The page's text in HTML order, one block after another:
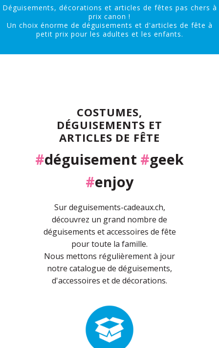
Déguisements, décorations et articles de fêtes pas chers à
prix canon !
Un choix énorme de déguisements et d'articles de fête à
petit prix pour les adultes et les enfants.
COSTUMES,
DÉGUISEMENTS ET
ARTICLES DE FÊTE
#déguisement #geek
#enjoy
Sur deguisements-cadeaux.ch,
découvrez un grand nombre de
déguisements et accessoires de fête
pour toute la famille.
Nous mettons régulièrement à jour
notre catalogue de déguisements,
d'accessoires et de décorations.